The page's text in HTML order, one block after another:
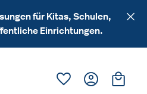
für Kitas, Schulen,
Einrichtungen.
Du hast 0